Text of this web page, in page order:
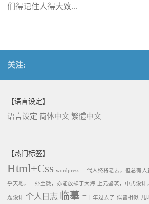
们得记住人得大致...
关注:
【语言设定】
语言设定 简体中文 繁體中文
【热门标签】
Html+Css wordpress 一代人终将老去，但总有人
乎天地，一虲至微，亦能放肆于大海 上元鉴筑，中式设计
题设计 个人日志 临摹 二十年过去了 似曾相似 儿